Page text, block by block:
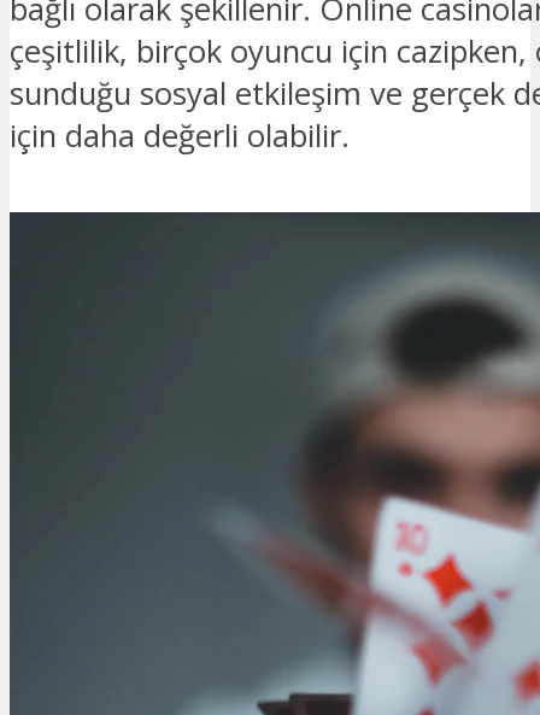
bağlı olarak şekillenir. Online
çeşitlilik, birçok oyuncu için cazipken,
sunduğu sosyal etkileşim ve gerçek
için daha değerli olabilir.